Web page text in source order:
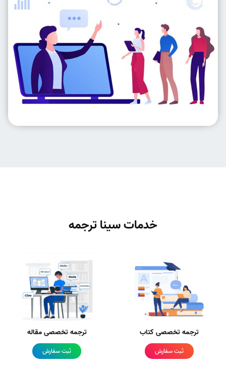
خدمات سینا ترجمه
ترجمه تخصصی کتاب
ثبت سفارش
ترجمه تخصصی مقاله
ثبت سفارش